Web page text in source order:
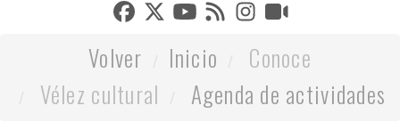
Volver Inicio
Conoce
Vélez cultural
Agenda de actividades